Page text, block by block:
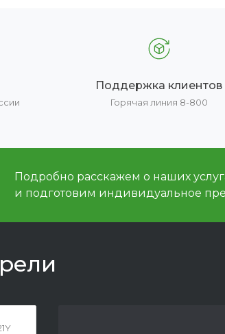
Поддержка клиентов
Горячая линия 8-800
Подробно расскажем о наших
и подготовим индивидуальное